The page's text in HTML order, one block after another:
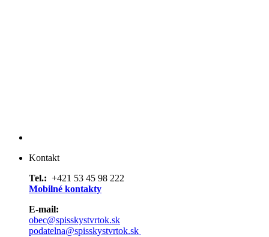
Kontakt
Tel.: +421 53 45 98 222
Mobilné kontakty
E-mail:
obec@spisskystvrtok.sk
podatelna@spisskystvrtok.sk